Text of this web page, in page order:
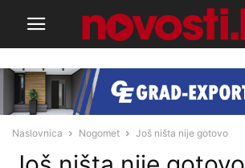
Naslovnica Nogomet Još ništa nije gotovo